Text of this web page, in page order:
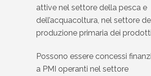
attive nel settore della pesca e
dell’acquacoltura, nel settore
produzione primaria dei
Possono essere concessi
a PMI operanti nel settore